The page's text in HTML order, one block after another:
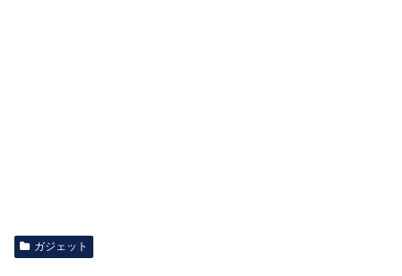
ガジェット